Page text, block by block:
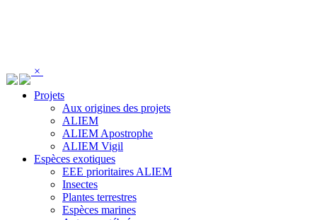
×
Projets
Aux origines des projets
ALIEM
ALIEM Apostrophe
ALIEM Vigil
Espèces exotiques
EEE prioritaires ALIEM
Insectes
Plantes terrestres
Espèces marines